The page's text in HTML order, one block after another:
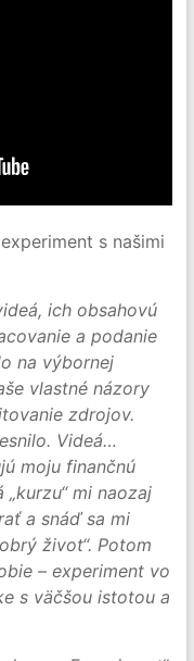
s našimi
ich obsahovú
a podanie
na výbornej
vlastné názory
zdrojov.
Videá…
moju finančnú
mi naozaj
a snáď sa mi
život“. Potom
– experiment vo
s väčšou istotou a